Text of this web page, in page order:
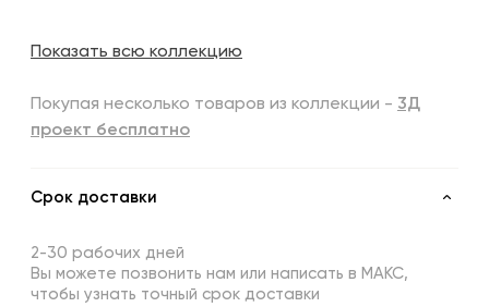
Показать всю коллекцию
Покупая несколько товаров из коллекции - 3Д
проект бесплатно
Срок доставки
2-30 рабочих дней
Вы можете позвонить нам или написать в МАКС,
чтобы узнать точный срок доставки